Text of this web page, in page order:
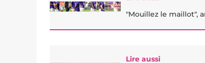
"Mouillez le maillot",
Lire aussi